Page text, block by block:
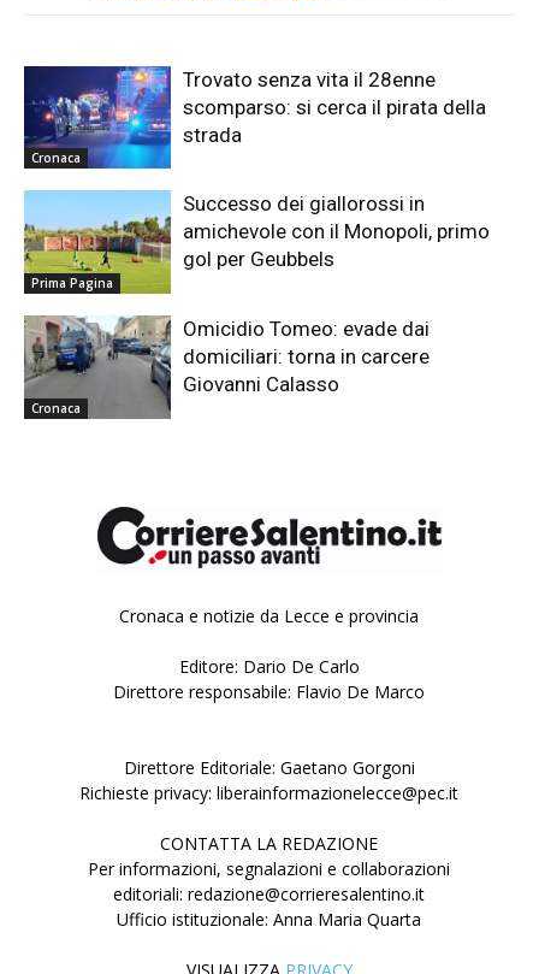
Cronaca
Trovato senza vita il 28enne
scomparso: si cerca il pirata della
strada
Prima Pagina
Successo dei giallorossi in
amichevole con il Monopoli, primo
gol per Geubbels
Cronaca
Omicidio Tomeo: evade dai
domiciliari: torna in carcere
Giovanni Calasso
Cronaca e notizie da Lecce e provincia
Editore: Dario De Carlo
Direttore responsabile: Flavio De Marco
Direttore Editoriale: Gaetano Gorgoni
Richieste privacy: liberainformazionelecce@pec.it
CONTATTA LA REDAZIONE
Per informazioni, segnalazioni e collaborazioni
editoriali: redazione@corrieresalentino.it
Ufficio istituzionale: Anna Maria Quarta